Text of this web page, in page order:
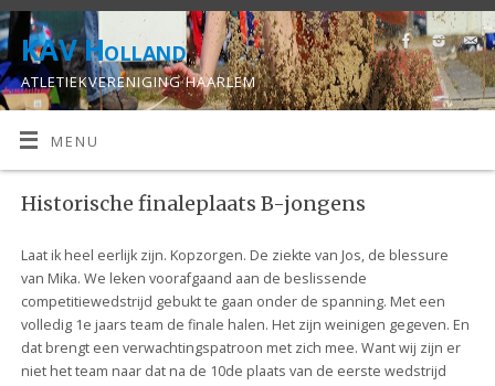
KAV Holland
ATLETIEKVERENIGING HAARLEM
MENU
Historische finaleplaats B-jongens
Laat ik heel eerlijk zijn. Kopzorgen. De ziekte van Jos, de blessure
van Mika. We leken voorafgaand aan de beslissende
competitiewedstrijd gebukt te gaan onder de spanning. Met een
volledig 1e jaars team de finale halen. Het zijn weinigen gegeven. En
dat brengt een verwachtingspatroon met zich mee. Want wij zijn er
niet het team naar dat na de 10de plaats van de eerste wedstrijd